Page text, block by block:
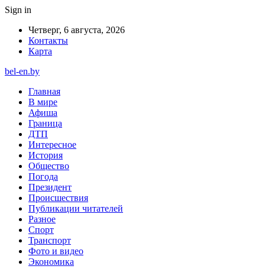
Sign in
Четверг, 6 августа, 2026
Контакты
Карта
bel-en.by
Главная
В мире
Афиша
Граница
ДТП
Интересное
История
Общество
Погода
Президент
Происшествия
Публикации читателей
Разное
Спорт
Транспорт
Фото и видео
Экономика